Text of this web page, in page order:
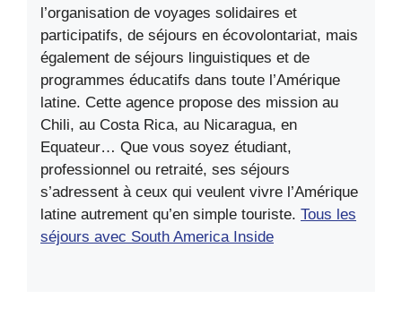
l’organisation de voyages solidaires et
participatifs, de séjours en écovolontariat, mais
également de séjours linguistiques et de
programmes éducatifs dans toute l’Amérique
latine. Cette agence propose des mission au
Chili, au Costa Rica, au Nicaragua, en
Equateur… Que vous soyez étudiant,
professionnel ou retraité, ses séjours
s’adressent à ceux qui veulent vivre l’Amérique
latine autrement qu’en simple touriste. Tous les
séjours avec South America Inside